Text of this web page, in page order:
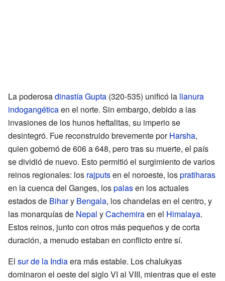
La poderosadinastía Gupta (320-535) unificó la llanura
indogangéticaen el norte. Sin embargo, debido a las
invasiones de los hunos heftalitas, su imperio se
desintegró. Fue reconstruido brevemente porHarsha,
quien gobernó de 606 a 648, pero tras su muerte, el país
se dividió de nuevo. Esto permitió el surgimiento de varios
reinos regionales: los rajputsen el noroeste, lospratiharas
en la cuenca del Ganges, lospalasen los actuales
estados de Bihary Bengala, los chandelas en el centro, y
las monarquías de Nepal yCachemiraen el Himalaya.
Estos reinos, junto con otros más pequeños y de corta
duración, a menudo estaban en conflicto entre sí.
El sur de la Indiaera más estable. Los chalukyas
dominaron el oeste del siglo VI al VIII, mientras que el este